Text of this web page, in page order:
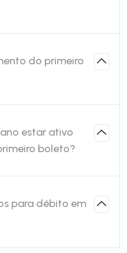
do primeiro
estar ativo
boleto?
para débito em